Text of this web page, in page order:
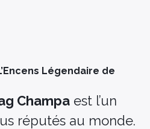
Légendaire de
Champa est l’un
réputés au monde.